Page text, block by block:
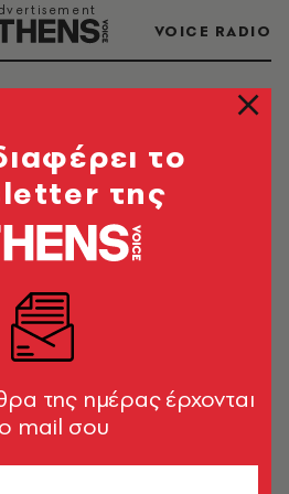
VOICE RADIO
ΤΟΥ TAG
διαταχθεί για τον 35χρονο που
τον εργοδότη του
το
της
της ημέρας έρχονται
mail σου